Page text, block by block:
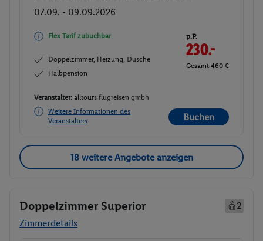
07.09. - 09.09.2026
Flex Tarif zubuchbar
Doppelzimmer, Heizung, Dusche
Halbpension
p.P.
230.-
Gesamt 460 €
Veranstalter: alltours flugreisen gmbh
Weitere Informationen des
Veranstalters
Buchen
18 weitere Angebote anzeigen
Doppelzimmer Superior
2
Zimmerdetails